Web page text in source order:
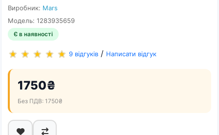
Виробник: Mars
Модель: 1283935659
Є в наявності
9 відгуків / Написати відгук
1750₴
Без ПДВ: 1750₴